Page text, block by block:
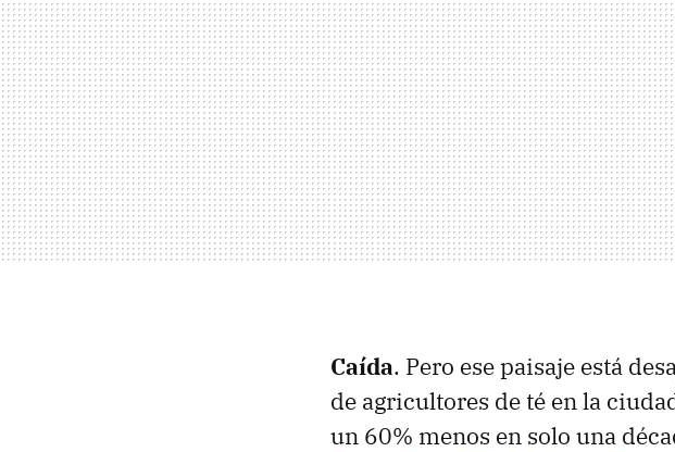
Caída. Pero ese paisaje está
de agricultores de té en la
un 60% menos en solo una